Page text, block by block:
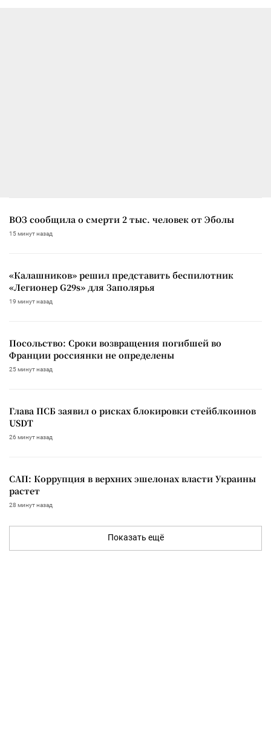
ВОЗ сообщила о смерти 2 тыс. человек от Эболы
15 минут назад
«Калашников» решил представить беспилотник
«Легионер G29s» для Заполярья
19 минут назад
Посольство: Сроки возвращения погибшей во
Франции россиянки не определены
25 минут назад
Глава ПСБ заявил о рисках блокировки стейблкоинов
USDT
26 минут назад
САП: Коррупция в верхних эшелонах власти Украины
растет
28 минут назад
Показать ещё